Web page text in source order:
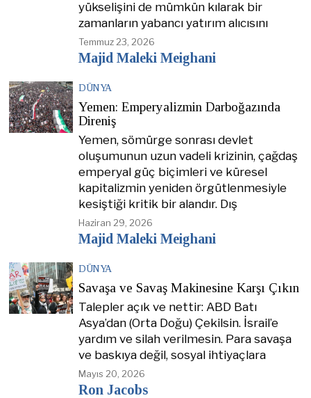
yükselişini de mümkün kılarak bir
zamanların yabancı yatırım alıcısını
Temmuz 23, 2026
Majid Maleki Meighani
DÜNYA
Yemen: Emperyalizmin Darboğazında
Direniş
Yemen, sömürge sonrası devlet
oluşumunun uzun vadeli krizinin, çağdaş
emperyal güç biçimleri ve küresel
kapitalizmin yeniden örgütlenmesiyle
kesiştiği kritik bir alandır. Dış
Haziran 29, 2026
Majid Maleki Meighani
DÜNYA
Savaşa ve Savaş Makinesine Karşı Çıkın
Talepler açık ve nettir: ABD Batı
Asya’dan (Orta Doğu) Çekilsin. İsrail’e
yardım ve silah verilmesin. Para savaşa
ve baskıya değil, sosyal ihtiyaçlara
Mayıs 20, 2026
Ron Jacobs